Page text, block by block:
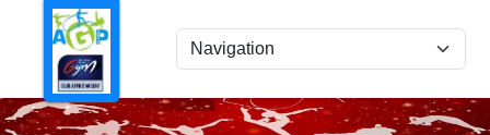
Panneau de gestion des cookies